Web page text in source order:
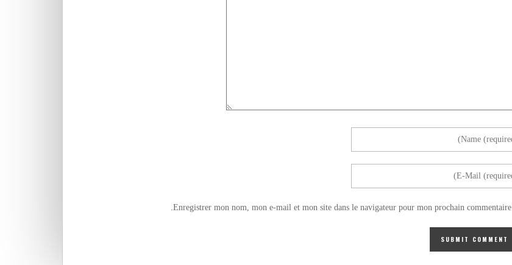
Enregistrer mon nom, mon e-mail et mon site dans le navigateur pour mon prochain commentaire.